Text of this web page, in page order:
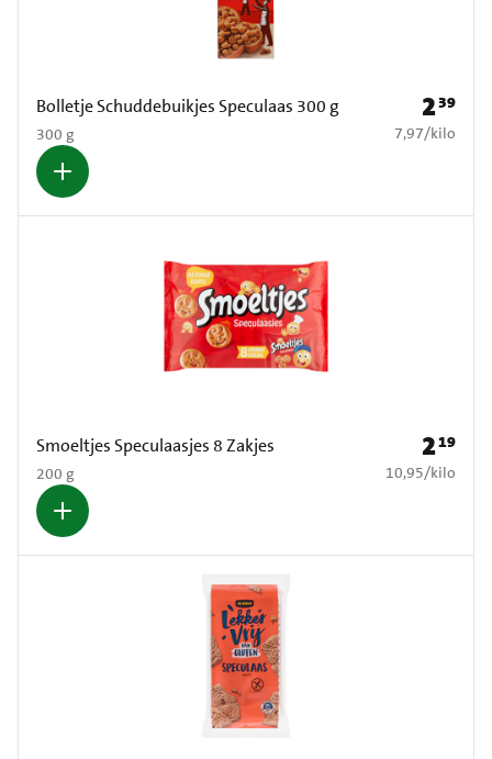
Bolletje Schuddebuikjes Speculaas 300 g
300 g
Prijs: €
239
€ 7,97 per kilo
7,97/kilo
Smoeltjes Speculaasjes 8 Zakjes
200 g
Prijs: €
219
€ 10,95 per kilo
10,95/kilo